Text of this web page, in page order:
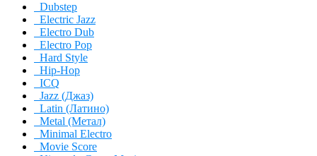
Dubstep
Electric Jazz
Electro Dub
Electro Pop
Hard Style
Hip-Hop
ICQ
Jazz (Джаз)
Latin (Латино)
Metal (Метал)
Minimal Electro
Movie Score